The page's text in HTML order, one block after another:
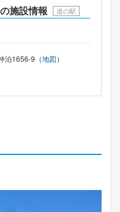
の施設情報 道の駅
泊1656-9（地図）